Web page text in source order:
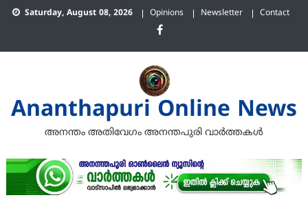
Skip Saturday, August 08, 2026 Opinions Newsletter Contact
Ananthapuri Online News
അനന്തം അതിവേഗം അനന്തപുരി വാര്‍ത്തകള്‍